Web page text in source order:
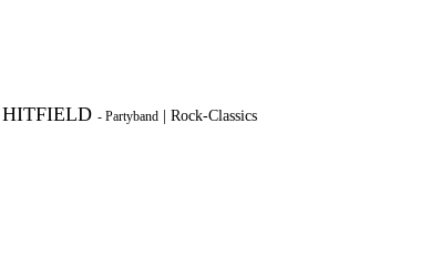
HITFIELD- Partyband |Rock-Classics